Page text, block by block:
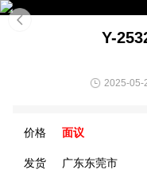
Y-
2025-05-
价格 面议
发货 广东东莞市